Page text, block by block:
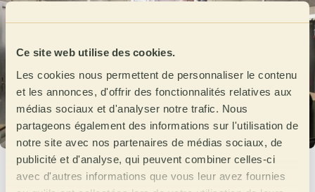
Ce site web utilise des cookies.
Les cookies nous permettent de personnaliser le contenu
et les annonces, d'offrir des fonctionnalités relatives aux
médias sociaux et d'analyser notre trafic. Nous
partageons également des informations sur l'utilisation de
notre site avec nos partenaires de médias sociaux, de
publicité et d'analyse, qui peuvent combiner celles-ci
avec d'autres informations que vous leur avez fournies
L’Allemagne célèbre son Pre Open en route